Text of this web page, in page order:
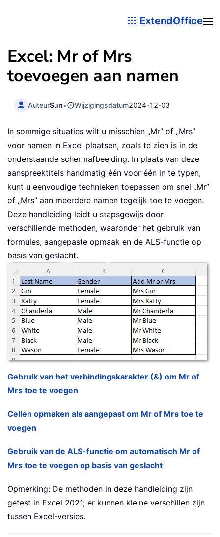
ExtendOffice
Excel: Mr of Mrs
toevoegen aan namen
AuteurSun• Wijzigingsdatum2024-12-03
In sommige situaties wilt u misschien „Mr” of „Mrs”
voor namen in Excel plaatsen, zoals te zien is in de
onderstaande schermafbeelding. In plaats van deze
aanspreektitels handmatig één voor één in te typen,
kunt u eenvoudige technieken toepassen om snel „Mr”
of „Mrs” aan meerdere namen tegelijk toe te voegen.
Deze handleiding leidt u stapsgewijs door
verschillende methoden, waaronder het gebruik van
formules, aangepaste opmaak en de ALS-functie op
basis van geslacht.
Gebruik van het verbindingskarakter (&) om Mr of
Mrs toe te voegen
Cellen opmaken als aangepast om Mr of Mrs toe te
voegen
Gebruik van de ALS-functie om automatisch Mr of
Mrs toe te voegen op basis van geslacht
Opmerking: De methoden in deze handleiding zijn
getest in Excel 2021; er kunnen kleine verschillen zijn
tussen Excel-versies.